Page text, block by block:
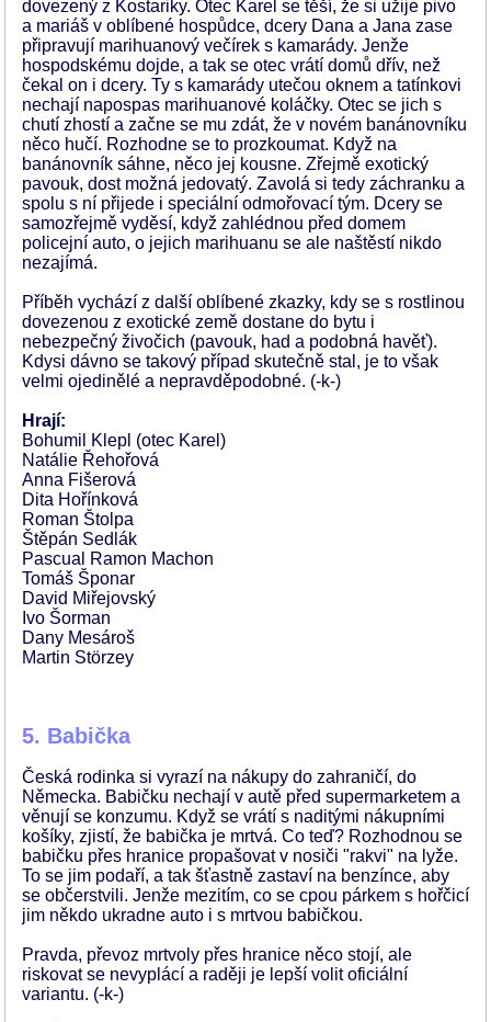
dovezený z Kostariky. Otec Karel se těší, že si užije pivo
a mariáš v oblíbené hospůdce, dcery Dana a Jana zase
připravují marihuanový večírek s kamarády. Jenže
hospodskému dojde, a tak se otec vrátí domů dřív, než
čekal on i dcery. Ty s kamarády utečou oknem a tatínkovi
nechají napospas marihuanové koláčky. Otec se jich s
chutí zhostí a začne se mu zdát, že v novém banánovníku
něco hučí. Rozhodne se to prozkoumat. Když na
banánovník sáhne, něco jej kousne. Zřejmě exotický
pavouk, dost možná jedovatý. Zavolá si tedy záchranku a
spolu s ní přijede i speciální odmořovací tým. Dcery se
samozřejmě vyděsí, když zahlédnou před domem
policejní auto, o jejich marihuanu se ale naštěstí nikdo
nezajímá.
Příběh vychází z další oblíbené zkazky, kdy se s rostlinou
dovezenou z exotické země dostane do bytu i
nebezpečný živočich (pavouk, had a podobná havěť).
Kdysi dávno se takový případ skutečně stal, je to však
velmi ojedinělé a nepravděpodobné. (-k-)
Hrají:
Bohumil Klepl (otec Karel)
Natálie Řehořová
Anna Fišerová
Dita Hořínková
Roman Štolpa
Štěpán Sedlák
Pascual Ramon Machon
Tomáš Šponar
David Miřejovský
Ivo Šorman
Dany Mesároš
Martin Störzey
5. Babička
Česká rodinka si vyrazí na nákupy do zahraničí, do
Německa. Babičku nechají v autě před supermarketem a
věnují se konzumu. Když se vrátí s naditými nákupními
košíky, zjistí, že babička je mrtvá. Co teď? Rozhodnou se
babičku přes hranice propašovat v nosiči "rakvi" na lyže.
To se jim podaří, a tak šťastně zastaví na benzínce, aby
se občerstvili. Jenže mezitím, co se cpou párkem s hořčicí
jim někdo ukradne auto i s mrtvou babičkou.
Pravda, převoz mrtvoly přes hranice něco stojí, ale
riskovat se nevyplácí a raději je lepší volit oficiální
variantu. (-k-)